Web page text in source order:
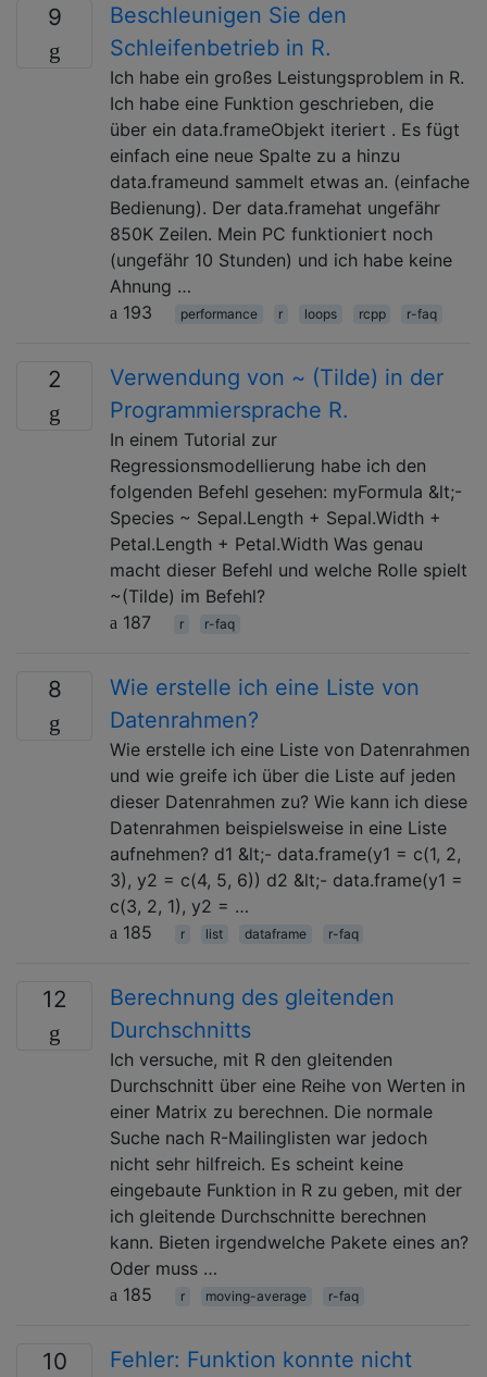
9
Beschleunigen Sie den
Schleifenbetrieb in R.
Ich habe ein großes Leistungsproblem in R.
Ich habe eine Funktion geschrieben, die
über ein data.frameObjekt iteriert . Es fügt
einfach eine neue Spalte zu a hinzu
data.frameund sammelt etwas an. (einfache
Bedienung). Der data.framehat ungefähr
850K Zeilen. Mein PC funktioniert noch
(ungefähr 10 Stunden) und ich habe keine
Ahnung …
193
performance r loops rcpp r-faq
2
Verwendung von ~ (Tilde) in der
Programmiersprache R.
In einem Tutorial zur
Regressionsmodellierung habe ich den
folgenden Befehl gesehen: myFormula &lt;-
Species ~ Sepal.Length + Sepal.Width +
Petal.Length + Petal.Width Was genau
macht dieser Befehl und welche Rolle spielt
~(Tilde) im Befehl?
187
r r-faq
8
Wie erstelle ich eine Liste von
Datenrahmen?
Wie erstelle ich eine Liste von Datenrahmen
und wie greife ich über die Liste auf jeden
dieser Datenrahmen zu? Wie kann ich diese
Datenrahmen beispielsweise in eine Liste
aufnehmen? d1 &lt;- data.frame(y1 = c(1, 2,
3), y2 = c(4, 5, 6)) d2 &lt;- data.frame(y1 =
c(3, 2, 1), y2 = …
185
r list dataframe r-faq
12
Berechnung des gleitenden
Durchschnitts
Ich versuche, mit R den gleitenden
Durchschnitt über eine Reihe von Werten in
einer Matrix zu berechnen. Die normale
Suche nach R-Mailinglisten war jedoch
nicht sehr hilfreich. Es scheint keine
eingebaute Funktion in R zu geben, mit der
ich gleitende Durchschnitte berechnen
kann. Bieten irgendwelche Pakete eines an?
Oder muss …
185
r moving-average r-faq
10
Fehler: Funktion konnte nicht